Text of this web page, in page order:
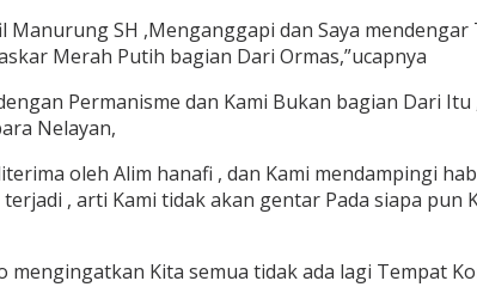
Manurung SH ,Menganggapi dan Saya
Merah Putih bagian Dari Ormas,”ucapnya
Permanisme dan Kami Bukan bagian Dari
Nelayan,
oleh Alim hanafi , dan Kami mendampingi
, arti Kami tidak akan gentar Pada siapa
Kita semua tidak ada lagi Tempat